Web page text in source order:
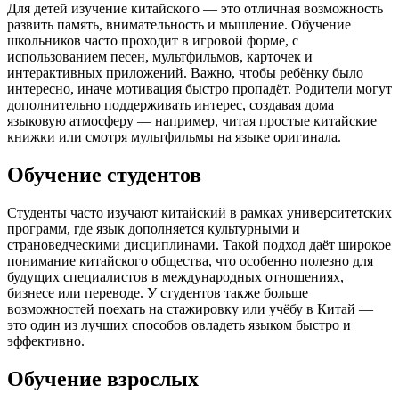
Для детей изучение китайского — это отличная возможность
развить память, внимательность и мышление. Обучение
школьников часто проходит в игровой форме, с
использованием песен, мультфильмов, карточек и
интерактивных приложений. Важно, чтобы ребёнку было
интересно, иначе мотивация быстро пропадёт. Родители могут
дополнительно поддерживать интерес, создавая дома
языковую атмосферу — например, читая простые китайские
книжки или смотря мультфильмы на языке оригинала.
Обучение студентов
Студенты часто изучают китайский в рамках университетских
программ, где язык дополняется культурными и
страноведческими дисциплинами. Такой подход даёт широкое
понимание китайского общества, что особенно полезно для
будущих специалистов в международных отношениях,
бизнесе или переводе. У студентов также больше
возможностей поехать на стажировку или учёбу в Китай —
это один из лучших способов овладеть языком быстро и
эффективно.
Обучение взрослых